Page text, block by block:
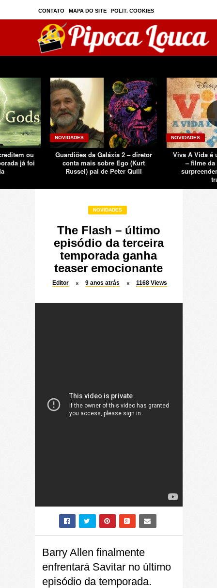
CONTATO MAPA DO SITE POLIT. COOKIES
PRIVAC./SEGURANÇA
ou
já foi
NOVIDADES
Guardiões da Galáxia 2 – diretor
conta mais sobre Ego (Kurt
Russel) pai de Peter Quill
NOVIDADES
Viva A Vida é
– filme da
NOVIDADES
The Flash – último
episódio da terceira
temporada ganha
teaser emocionante
Editor 9 anos atrás 1168 Views
Barry Allen finalmente
enfrentará Savitar no último
episódio da temporada.